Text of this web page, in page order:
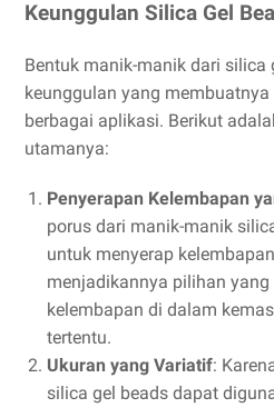
Keunggulan Silica Gel
Bentuk manik-manik dari silica
keunggulan yang
berbagai aplikasi. Berikut
utamanya:
Penyerapan Kelembapan
porus dari manik-manik
untuk menyerap
menjadikannya pilihan
kelembapan di dalam
tertentu.
Ukuran yang Variatif:
silica gel beads dapat